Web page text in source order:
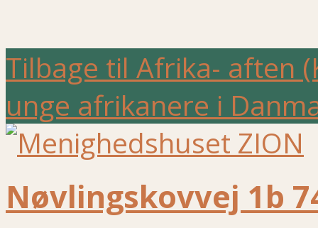
Tilbage til Afrika- aften
unge afrikanere i
Nøvlingskovvej 1b